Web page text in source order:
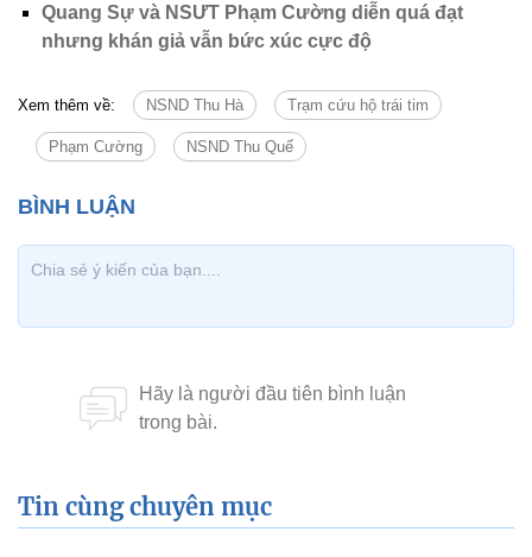
Quang Sự và NSƯT Phạm Cường diễn quá đạt
nhưng khán giả vẫn bức xúc cực độ
Xem thêm về: NSND Thu Hà Trạm cứu hộ trái tim
Phạm Cường NSND Thu Quế
Tin cùng chuyên mục